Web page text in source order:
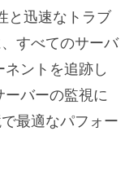
と迅速なトラブ
すべてのサーバ
ントを追跡し
ーバーの監視に
最適なパフォー